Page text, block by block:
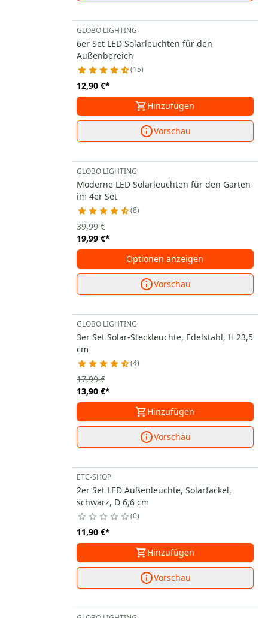
GLOBO LIGHTING
6er Set LED Solarleuchten für den
Außenbereich
15
12,90 €*
Hinzufügen
Vorschau
GLOBO LIGHTING
Moderne LED Solarleuchten für den Garten
im 4er Set
8
19,99 €*
39,99 €
Optionen anzeigen
Vorschau
GLOBO LIGHTING
3er Set Solar-Steckleuchte, Edelstahl, H 23,5
cm
4
13,90 €*
17,99 €
Hinzufügen
Vorschau
ETC-SHOP
2er Set LED Außenleuchte, Solarfackel,
schwarz, D 6,6 cm
0
11,90 €*
Hinzufügen
Vorschau